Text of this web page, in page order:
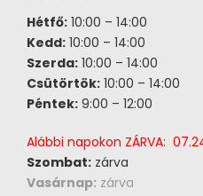
Hétfő: 10:00 – 14:00
Kedd: 10:00 – 14:00
Szerda: 10:00 – 14:00
Csütörtök: 10:00 – 14:00
Péntek: 9:00 – 12:00
Alábbi napokon ZÁRVA:
Szombat: zárva
Vasárnap: zárva